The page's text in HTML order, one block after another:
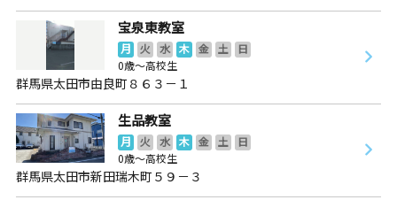
宝泉東教室
月 火 水 木 金 土
日
0歳～高校生
群馬県太田市由良町８６３－１
生品教室
月 火 水 木 金 土
日
0歳～高校生
群馬県太田市新田瑞木町５９－３